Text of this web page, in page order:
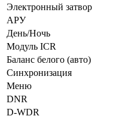
Электронный затвор
АРУ
День/Ночь
Модуль ICR
Баланс белого (авто)
Синхронизация
Меню
DNR
D-WDR